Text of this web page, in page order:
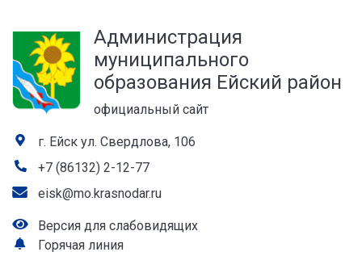
Администрация
муниципального
образования Ейский район
официальный сайт
г. Ейск ул. Свердлова, 106
+7 (86132) 2-12-77
eisk@mo.krasnodar.ru
Версия для слабовидящих
Горячая линия